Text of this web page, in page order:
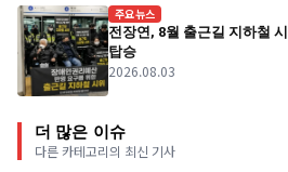
주요뉴스
전장연, 8월 출근길 지하철
탑승
2026.08.03
더 많은 이슈
다른 카테고리의 최신 기사